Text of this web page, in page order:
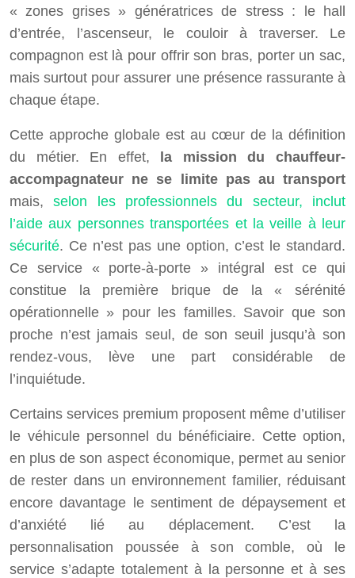
« zones grises » génératrices de stress : le hall
d’entrée, l’ascenseur, le couloir à traverser. Le
compagnon est là pour offrir son bras, porter un sac,
mais surtout pour assurer une présence rassurante à
chaque étape.
Cette approche globale est au cœur de la définition
du métier. En effet,
la mission du chauffeur-
accompagnateur ne se limite pas au transport
mais,selon les professionnels du secteur, inclut
l’aide aux personnes transportées et la veille à leur
sécurité. Ce n’est pas une option, c’est le standard.
Ce service « porte-à-porte » intégral est ce qui
constitue la première brique de la « sérénité
opérationnelle » pour les familles. Savoir que son
proche n’est jamais seul, de son seuil jusqu’à son
rendez-vous, lève une part considérable de
l’inquiétude.
Certains services premium proposent même d’utiliser
le véhicule personnel du bénéficiaire. Cette option,
en plus de son aspect économique, permet au senior
de rester dans un environnement familier, réduisant
encore davantage le sentiment de dépaysement et
d’anxiété lié au déplacement. C’est la
personnalisation poussée à son comble, où le
service s’adapte totalement à la personne et à ses